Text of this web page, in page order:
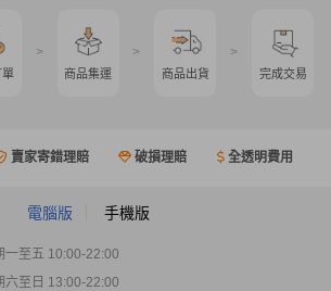
單
>
商品集運
>
商品出貨
>
完成交易
賣家寄錯理賠 破損理賠 全透明費用
電腦版 手機版
一至五 10:00-22:00
六至日 13:00-22:00